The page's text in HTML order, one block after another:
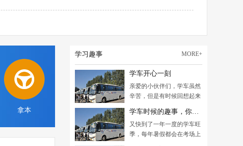
拿本
学习趣事 MORE+
学车开心一刻
亲爱的小伙伴们，学车虽然
辛苦，但是有时候回想起来
程中你们脑海中也有记忆深
刻的一幕，拿出来跟大家分
享一下吧！
学车时候的趣事，你都中了几个？
又快到了一年一度的学车旺
季，每年暑假都会在考场上